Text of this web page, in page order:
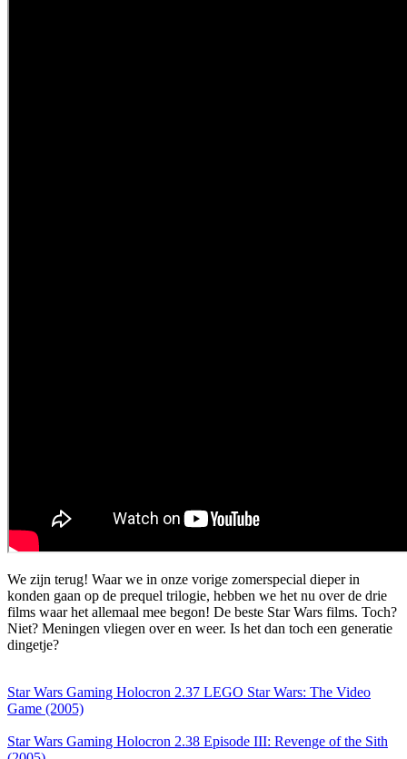
We zijn terug! Waar we in onze vorige zomerspecial dieper in
konden gaan op de prequel trilogie, hebben we het nu over de drie
films waar het allemaal mee begon! De beste Star Wars films. Toch?
Niet? Meningen vliegen over en weer. Is het dan toch een generatie
dingetje?
Star Wars Gaming Holocron 2.37 LEGO Star Wars: The Video
Game (2005)
Star Wars Gaming Holocron 2.38 Episode III: Revenge of the Sith